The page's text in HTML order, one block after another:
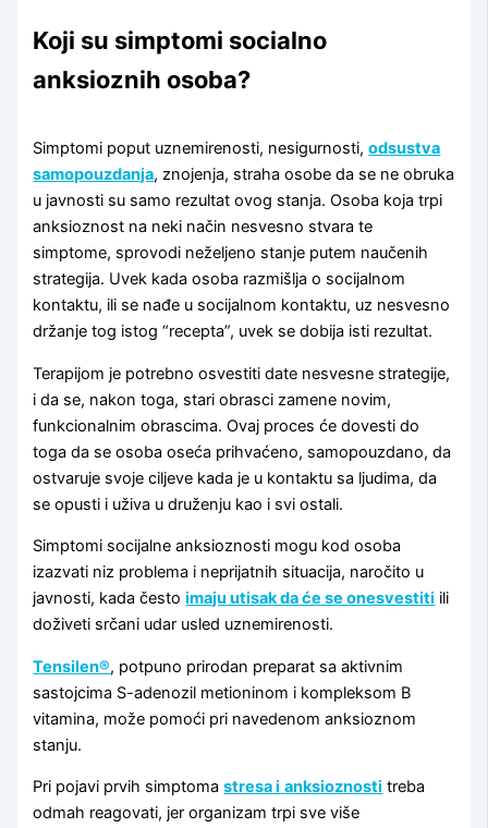
Koji su simptomi socialno
anksioznih osoba?
Simptomi poput uznemirenosti, nesigurnosti,odsustva
samopouzdanja, znojenja, straha osobe da se ne obruka
u javnosti su samo rezultat ovog stanja. Osoba koja trpi
anksioznost na neki način nesvesno stvara te
simptome, sprovodi neželjeno stanje putem naučenih
strategija. Uvek kada osoba razmišlja o socijalnom
kontaktu, ili se nađe u socijalnom kontaktu, uz nesvesno
držanje tog istog “recepta”, uvek se dobija isti rezultat.
Terapijom je potrebno osvestiti date nesvesne strategije,
i da se, nakon toga, stari obrasci zamene novim,
funkcionalnim obrascima. Ovaj proces će dovesti do
toga da se osoba oseća prihvaćeno, samopouzdano, da
ostvaruje svoje ciljeve kada je u kontaktu sa ljudima, da
se opusti i uživa u druženju kao i svi ostali.
Simptomi socijalne anksioznosti mogu kod osoba
izazvati niz problema i neprijatnih situacija, naročito u
javnosti, kada čestoimaju utisak da će se onesvestiti ili
doživeti srčani udar usled uznemirenosti.
Tensilen®, potpuno prirodan preparat sa aktivnim
sastojcima S-adenozil metioninom i kompleksom B
vitamina, može pomoći pri navedenom anksioznom
stanju.
Pri pojavi prvih simptomastresa i anksioznosti treba
odmah reagovati, jer organizam trpi sve više